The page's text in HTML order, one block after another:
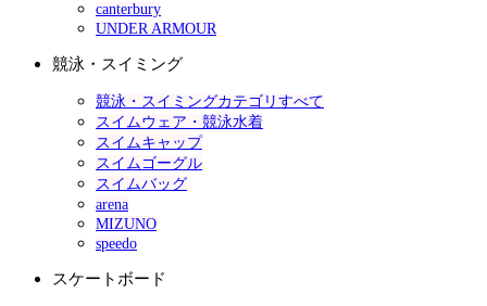
canterbury
UNDER ARMOUR
競泳・スイミング
競泳・スイミングカテゴリすべて
スイムウェア・競泳水着
スイムキャップ
スイムゴーグル
スイムバッグ
arena
MIZUNO
speedo
スケートボード